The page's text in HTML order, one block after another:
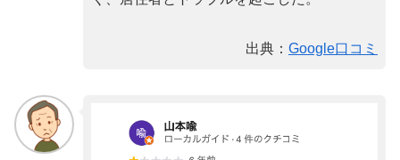
出典： Google口コミ